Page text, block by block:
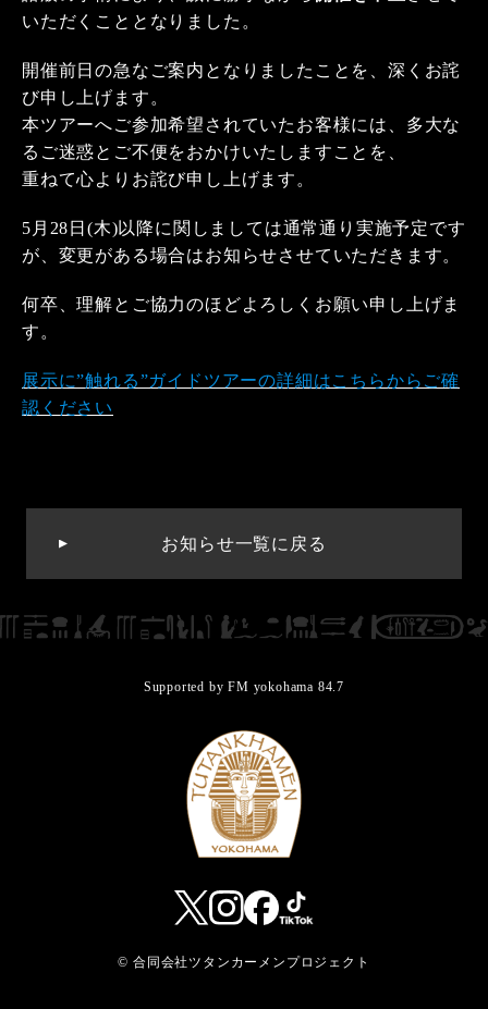
いただくこととなりました。
開催前日の急なご案内となりましたことを、深くお詫
び申し上げます。
本ツアーへご参加希望されていたお客様には、多大な
るご迷惑とご不便をおかけいたしますことを、
重ねて心よりお詫び申し上げます。
5月28日(木)以降に関しましては通常通り実施予定です
が、変更がある場合はお知らせさせていただきます。
何卒、理解とご協力のほどよろしくお願い申し上げま
す。
展示に”触れる”ガイドツアーの詳細はこちらからご確
認ください
お知らせ一覧に戻る
Supported by FM yokohama 84.7
© 合同会社ツタンカーメンプロジェクト